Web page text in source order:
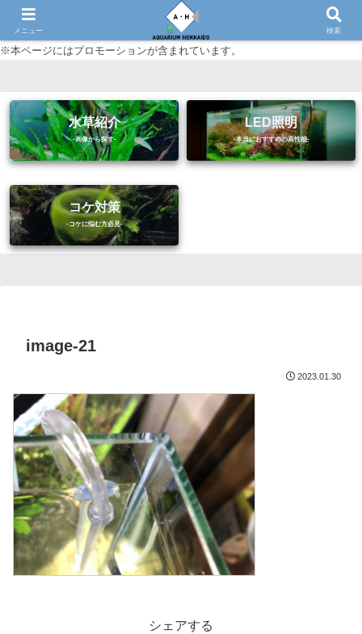
初心者に優しいアクアリウム（熱帯魚・水草等）情報サイト
※本ページにはプロモーションが含まれています。
水草紹介 LED照明
コケ対策
image-21
2023.01.30
シェアする
メニュー 検索